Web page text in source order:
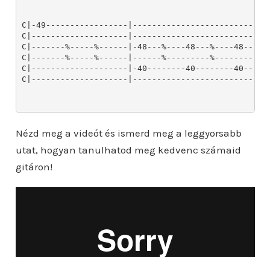
Nézd meg a videót és ismerd meg a leggyorsabb
utat, hogyan tanulhatod meg kedvenc számaid
gitáron!